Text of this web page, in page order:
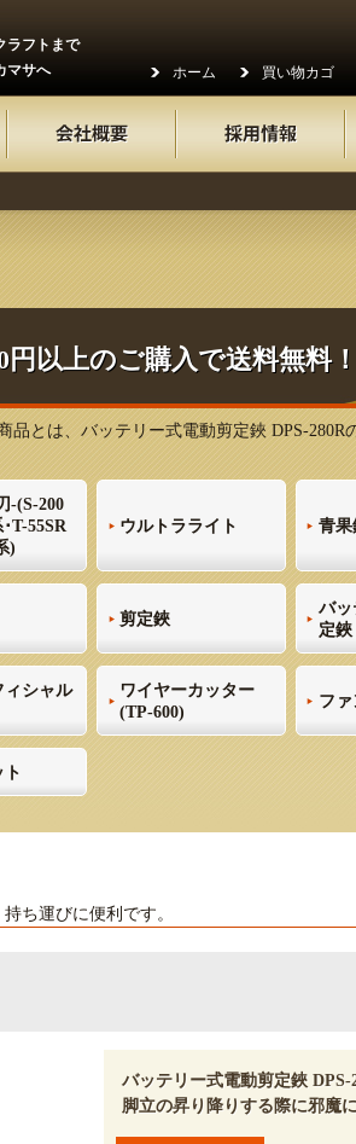
ラフトまで
マサへ
ホーム 買い物カゴ
以上のご購入で送料無料
品とは、バッテリー式電動剪定鋏 DPS-
-(S-200
T-55SR
)
ウルトラライト 青果
剪定鋏
バッ
定鋏
ィシャル
ワイヤーカッター
(TP-600)
フ
ち運びに便利です。
バッテリー式電動剪定鋏 DPS-
脚立の昇り降りする際に邪魔